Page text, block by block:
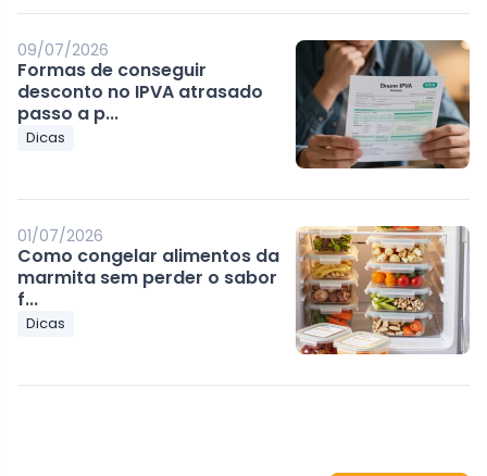
09/07/2026
Formas de conseguir
desconto no IPVA atrasado
passo a p...
Dicas
01/07/2026
Como congelar alimentos da
marmita sem perder o sabor
f...
Dicas